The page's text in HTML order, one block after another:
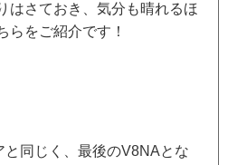
はさておき、気分も晴れるほ
らをご紹介です！
同じく、最後のV8NAとな